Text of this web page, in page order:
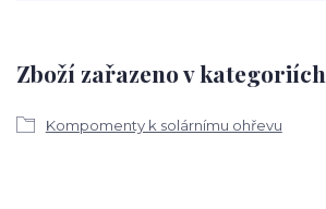
Zboží zařazeno v kategoriích
Kompomenty k solárnímu ohřevu